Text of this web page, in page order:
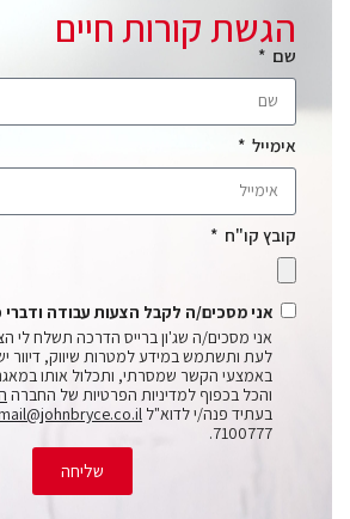
הגשת קורות חיים
שם
אימייל
קובץ קו"ח
אני מסכים/ה לקבל הצעות עבודה
אני מסכים/ה שג'ון ברייס הדרכה תשלח לי
לעת ותשתמש במידע למטרות שיווק, דיוור
באמצעי הקשר שמסרתי, ותכלול אותו
והכל בכפוף למדיניות הפרטיות של החברה
בעתיד פנה/י לדוא"ל
7100777.
שליחה